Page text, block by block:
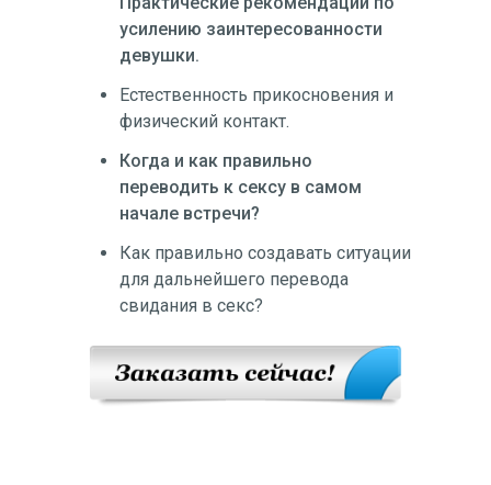
усилению заинтересованности
девушки.
Естественность прикосновения и
физический контакт.
Когда и как правильно
переводить к сексу в самом
начале встречи?
Как правильно создавать ситуации
для дальнейшего перевода
свидания в секс?